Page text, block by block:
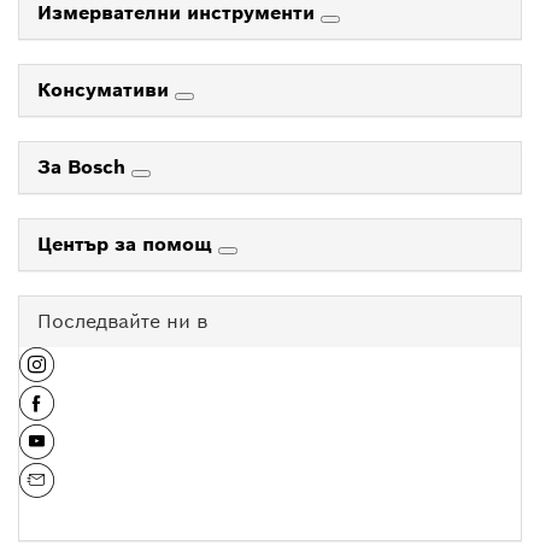
Измервателни инструменти
Консумативи
За Bosch
Център за помощ
Последвайте ни в